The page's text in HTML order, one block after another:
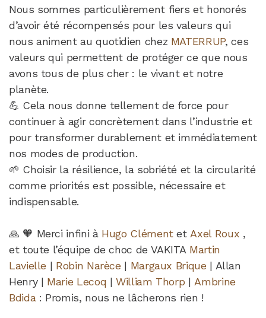
Nous sommes particulièrement fiers et honorés
d’avoir été récompensés pour les valeurs qui
nous animent au quotidien chez MATERRUP, ces
valeurs qui permettent de protéger ce que nous
avons tous de plus cher : le vivant et notre
planète.
💪 Cela nous donne tellement de force pour
continuer à agir concrètement dans l’industrie et
pour transformer durablement et immédiatement
nos modes de production.
🌱 Choisir la résilience, la sobriété et la circularité
comme priorités est possible, nécessaire et
indispensable.
🙏 🧡 Merci infini à Hugo Clémentet Axel Roux ,
et toute l’équipe de choc de VAKITA Martin
Lavielle | Robin Narèce | Margaux Brique | Allan
Henry | Marie Lecoq |William Thorp | Ambrine
Bdida: Promis, nous ne lâcherons rien !